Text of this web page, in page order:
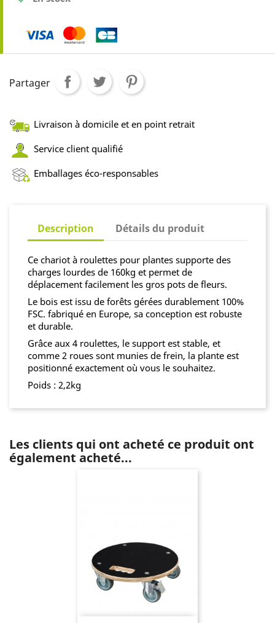
Partager
Livraison à domicile et en point retrait
Service client qualifié
Emballages éco-responsables
Description Détails du produit
Ce chariot à roulettes pour plantes supporte des
charges lourdes de 160kg et permet de
déplacement facilement les gros pots de fleurs.
Le bois est issu de forêts gérées durablement 100%
FSC. fabriqué en Europe, sa conception est robuste
et durable.
Grâce aux 4 roulettes, le support est stable, et
comme 2 roues sont munies de frein, la plante est
positionné exactement où vous le souhaitez.
Poids : 2,2kg
Les clients qui ont acheté ce produit ont
également acheté...